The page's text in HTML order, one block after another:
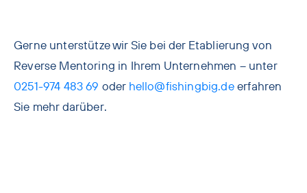
Gerne unterstütze wir Sie bei der Etablierung von
Reverse Mentoring in Ihrem Unternehmen – unter
0251-974 483 69 oder hello@fishingbig.deerfahren
Sie mehr darüber.